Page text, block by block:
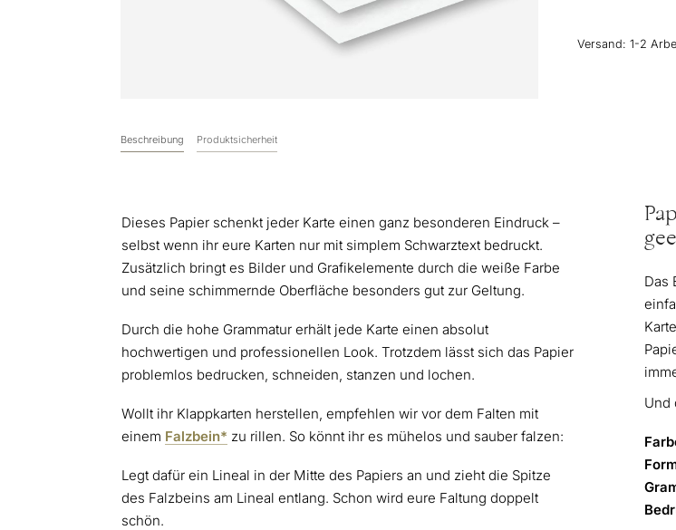
Menge
Versand:1-2
Beschreibung Produktsicherheit
Dieses Papier schenkt jeder Karte einen ganz besonderen Eindruck –
selbst wenn ihr eure Karten nur mit simplem Schwarztext bedruckt.
Zusätzlich bringt es Bilder und Grafikelemente durch die weiße Farbe
und seine schimmernde Oberfläche besonders gut zur Geltung.
Durch die hohe Grammatur erhält jede Karte einen absolut
hochwertigen und professionellen Look. Trotzdem lässt sich das Papier
problemlos bedrucken, schneiden, stanzen und lochen.
Wollt ihr Klappkarten herstellen, empfehlen wir vor dem Falten mit
einem Falzbein* zu rillen. So könnt ihr es mühelos und sauber falzen:
Legt dafür ein Lineal in der Mitte des Papiers an und zieht die Spitze
des Falzbeins am Lineal entlang. Schon wird eure Faltung doppelt
schön.
Das
Und